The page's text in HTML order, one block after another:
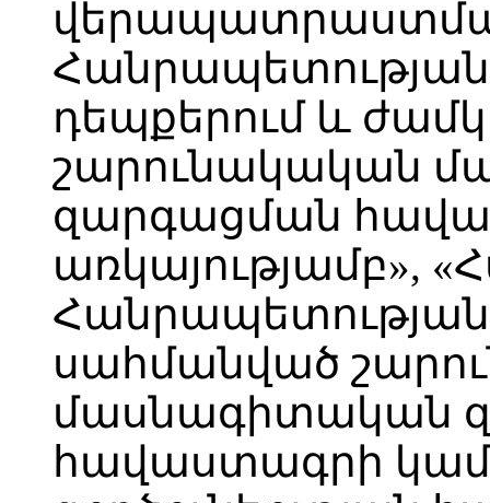
դեպքերում և
շարունակական
զարգացման
առկայությամբ»,
Հանրապետության
սահմանված
մասնագիտական
հավաստագրի